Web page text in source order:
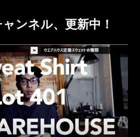
ンネル、更新中！